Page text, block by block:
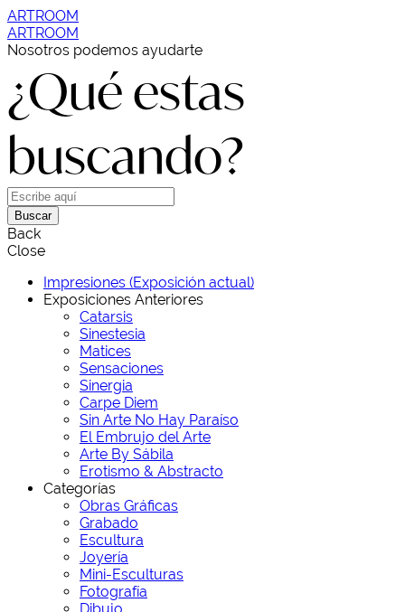
ARTROOM
ARTROOM
Nosotros podemos ayudarte
¿Qué estas
buscando?
Buscar
Back
Close
Impresiones (Exposición actual)
Exposiciones Anteriores
Catarsis
Sinestesia
Matices
Sensaciones
Sinergia
Carpe Diem
Sin Arte No Hay Paraíso
El Embrujo del Arte
Arte By Sábila
Erotismo & Abstracto
Categorías
Obras Gráficas
Grabado
Escultura
Joyería
Mini-Esculturas
Fotografía